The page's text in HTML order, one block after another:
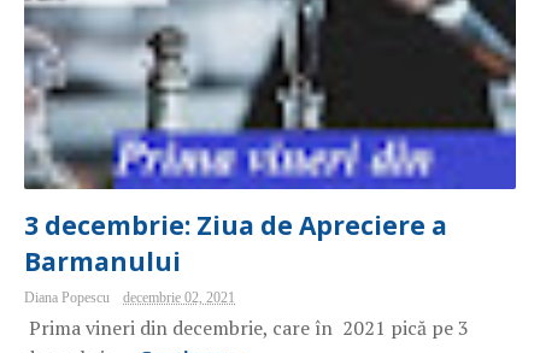
3 decembrie: Ziua de Apreciere a
Barmanului
Diana Popescu decembrie 02, 2021
Prima vineri din decembrie, care în 2021 pică pe 3